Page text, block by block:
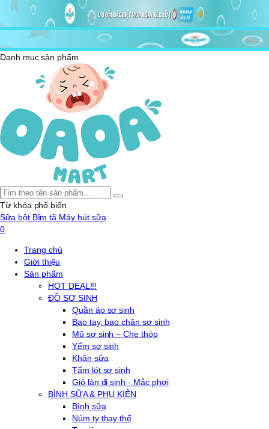
Danh mục sản phẩm
Từ khóa phổ biến
Sữa bột Bĩm tã Máy hút sữa
0
Trang chủ
Giới thiệu
Sản phẩm
HOT DEAL!!!
ĐỒ SƠ SINH
Quần áo sơ sinh
Bao tay, bao chân sơ sinh
Mũ sơ sinh – Che thóp
Yếm sơ sinh
Khăn sữa
Tấm lót sơ sinh
Giỏ làn đi sinh - Mắc phơi
BÌNH SỮA & PHỤ KIỆN
Bình sữa
Núm ty thay thế